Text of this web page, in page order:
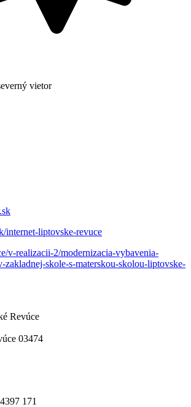
vietor
internet-liptovske-revuce
v-realizacii-2/modernizacia-vybavenia-
zakladnej-skole-s-materskou-skolou-liptovske-
Revúce
03474
171